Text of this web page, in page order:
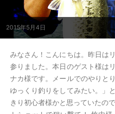
2015年5月4日
みなさん！こんにちは。昨日は
参りました。本日のゲスト様は
ナカ様です。メールでのやりと
ゆっくり釣りをしてみたい。」
きり初心者様かと思っていたの